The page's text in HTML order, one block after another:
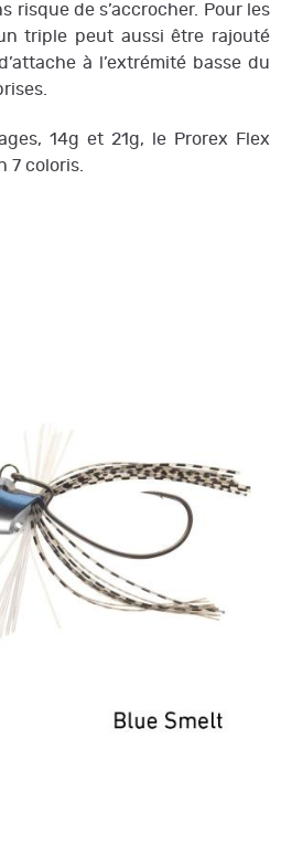
risque de s’accrocher. Pour les
triple peut aussi être rajouté
à l’extrémité basse du
14g et 21g, le Prorex Flex
7 coloris.